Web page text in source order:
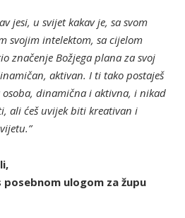
jesi, u svijet kakav je, sa svom
svojim intelektom, sa cijelom
značenje Božjega plana za svoj
aktivan. I ti tako postaješ
dinamična i aktivna, i nikad
ali ćeš uvijek biti kreativan i
ulogom za župu